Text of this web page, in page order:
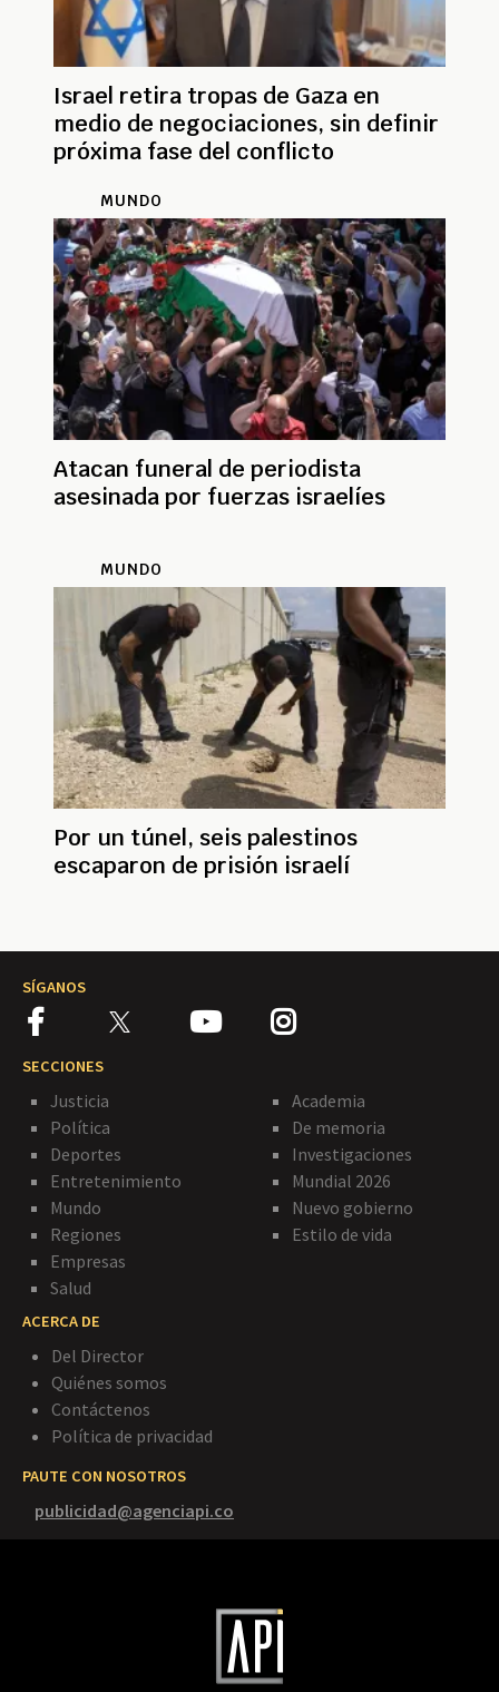
Israel retira tropas de Gaza en
medio de negociaciones, sin definir
próxima fase del conflicto
MUNDO
Atacan funeral de periodista
asesinada por fuerzas israelíes
MUNDO
Por un túnel, seis palestinos
escaparon de prisión israelí
SÍGANOS
SECCIONES
Justicia
Política
Deportes
Entretenimiento
Mundo
Regiones
Empresas
Salud
Academia
De memoria
Investigaciones
Mundial 2026
Nuevo gobierno
Estilo de vida
ACERCA DE
Del Director
Quiénes somos
Contáctenos
Política de privacidad
PAUTE CON NOSOTROS
publicidad@agenciapi.co